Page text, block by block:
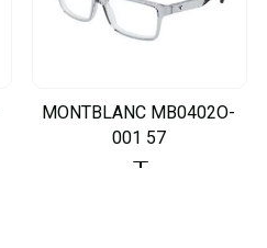
MONTBLANC MB0402O-
001 57